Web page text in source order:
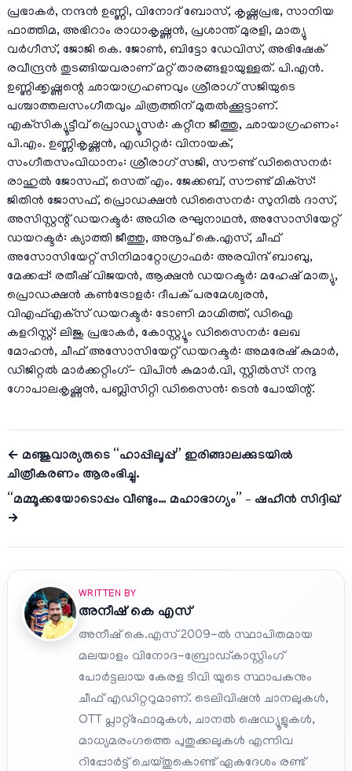
പ്രഭാകർ, നന്ദൻ ഉണ്ണി, വിനോദ് ബോസ്, കൃഷ്ണപ്രഭ, സാനിയ
ഫാത്തിമ, അഭിറാം രാധാകൃഷ്ണൻ, പ്രശാന്ത് മുരളി, മാത്യു
വർഗീസ്, ജോജി കെ. ജോൺ, ബിട്ടോ ഡേവിസ്, അഭിഷേക്
രവീന്ദ്രൻ തുടങ്ങിയവരാണ് മറ്റ് താരങ്ങളായുള്ളത്. പി.എൻ.
ഉണ്ണിക്കൃഷ്ണന്റെ ഛായാഗ്രഹണവും ശ്രീരാഗ് സജിയുടെ
പശ്ചാത്തലസംഗീതവും ചിത്രത്തിന് മുതൽക്കൂട്ടാണ്.
എക്‌സിക്യൂട്ടീവ് പ്രൊഡ്യൂസർ: കറ്റീന ജീത്തു, ഛായാഗ്രഹണം:
പി.എം. ഉണ്ണികൃഷ്ണൻ, എഡിറ്റർ: വിനായക്,
സംഗീതസംവിധാനം: ശ്രീരാഗ് സജി, സൗണ്ട് ഡിസൈനർ:
രാഹുൽ ജോസഫ്, സെത് എം. ജേക്കബ്, സൗണ്ട് മിക്‌സ്:
ജിതിൻ ജോസഫ്, പ്രൊഡക്ഷൻ ഡിസൈനർ: സുനിൽ ദാസ്,
അസിസ്റ്റന്റ് ഡയറക്ടർ: അധിര രഘുനാഥൻ, അസോസിയേറ്റ്
ഡയറക്ടർ: ക്യാത്തി ജീത്തു, അനൂപ് കെ.എസ്, ചീഫ്
അസോസിയേറ്റ് സിനിമാറ്റോഗ്രാഫർ: അരവിന്ദ് ബാബു,
മേക്കപ്പ്: രതീഷ് വിജയൻ, ആക്ഷൻ ഡയറക്ടർ: മഹേഷ് മാത്യു,
പ്രൊഡക്ഷൻ കൺട്രോളർ: ദീപക് പരമേശ്വരൻ,
വിഎഫ്എക്‌സ് ഡയറക്ടർ: ടോണി മാഗ്മിത്ത്, ഡിഐ
കളറിസ്റ്റ്: ലിജു പ്രഭാകർ, കോസ്റ്റ്യൂം ഡിസൈനർ: ലേഖ
മോഹൻ, ചീഫ് അസോസിയേറ്റ് ഡയറക്ടർ: അമരേഷ് കുമാർ,
ഡിജിറ്റൽ മാർക്കറ്റിംഗ്- വിപിൻ കുമാർ.വി, സ്റ്റിൽസ്: നന്ദു
ഗോപാലകൃഷ്ണൻ, പബ്ലിസിറ്റി ഡിസൈൻ: ടെൻ പോയിന്റ്.
← മഞ്ജുവാര്യരുടെ “ഹാപ്പിലൂപ്പ്” ഇരിങ്ങാലക്കുടയിൽ
ചിത്രീകരണം ആരംഭിച്ചു.
“മമ്മൂക്കയോടൊപ്പം വീണ്ടും… മഹാഭാഗ്യം” – ഷഹീൻ സിദ്ദിഖ്
→
WRITTEN BY
അനീഷ്‌ കെ എസ്
അനീഷ് കെ.എസ് 2009-ൽ സ്ഥാപിതമായ
മലയാളം വിനോദ-ബ്രോഡ്കാസ്റ്റിംഗ്
പോർട്ടലായ കേരള ടിവി യുടെ സ്ഥാപകനും
ചീഫ് എഡിറ്ററുമാണ്. ടെലിവിഷൻ ചാനലുകൾ,
OTT പ്ലാറ്റ്‌ഫോമുകൾ, ചാനൽ ഷെഡ്യൂളുകൾ,
മാധ്യമരംഗത്തെ പുതുക്കലുകൾ എന്നിവ
റിപ്പോർട്ട് ചെയ്തുകൊണ്ട് ഏകദേശം രണ്ട്